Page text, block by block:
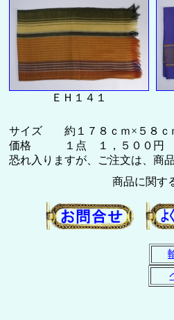
ＥＨ１４１
サイズ 約１７８ｃｍ×５８ｃ
価格 １点 １，５００円
恐れ入りますが、ご注文は、商
商品に関す